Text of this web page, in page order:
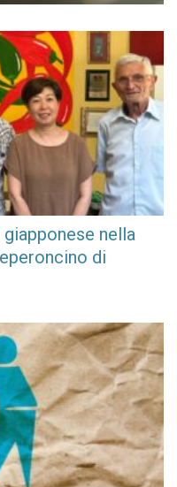
del carbonio con
Carbonio
nella
di